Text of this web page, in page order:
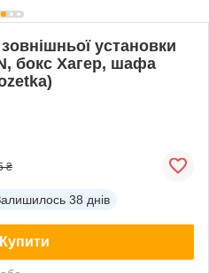
установки
бокс Хагер, шафа
₴
38 днів
Купити